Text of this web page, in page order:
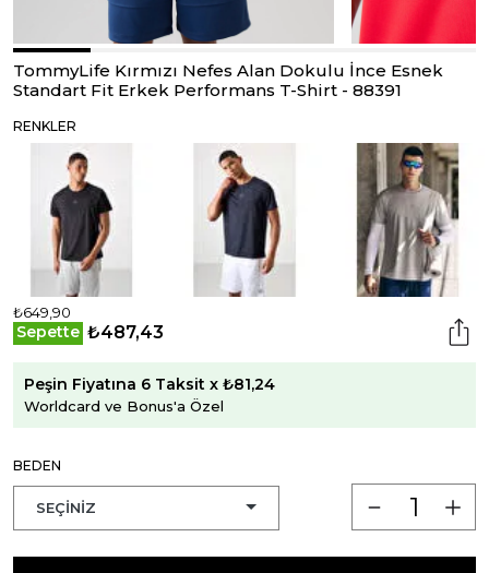
TommyLife Kırmızı Nefes Alan Dokulu İnce Esnek
Standart Fit Erkek Performans T-Shirt - 88391
RENKLER
₺649,90
Sepette ₺487,43
Peşin Fiyatına 6 Taksit x ₺81,24
Worldcard ve Bonus'a Özel
BEDEN